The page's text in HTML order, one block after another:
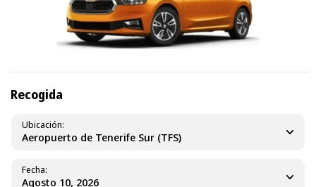
Recogida
Aeropuerto de Tenerife Sur (TFS)
Ubicación
Fecha